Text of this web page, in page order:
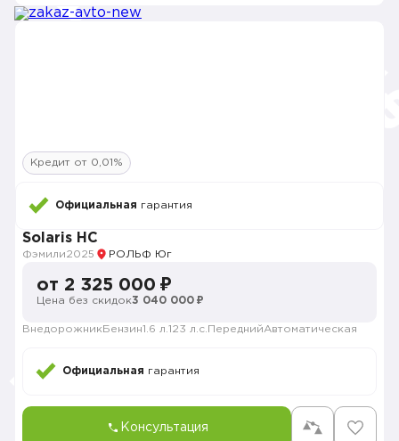
Кредит от 0,01%
Официальная гарантия
Solaris HC
Фэмили2025 РОЛЬФ Юг
от 2 325 000 ₽
Цена без скидок3 040 000 ₽
Внедорожник Бензин1.6 л. 123 л.с. ПереднийАвтоматическая
Официальная гарантия
Консультация